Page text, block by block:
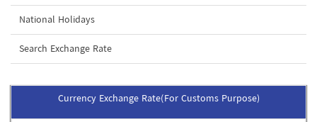
National Holidays
Search Exchange Rate
Currency Exchange Rate(For Customs Purpose)